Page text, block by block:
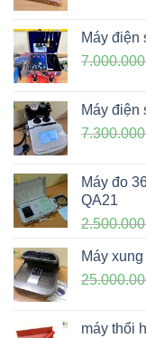
Máy điện
Máy điện
Máy đo
QA21
Máy
máy thổi